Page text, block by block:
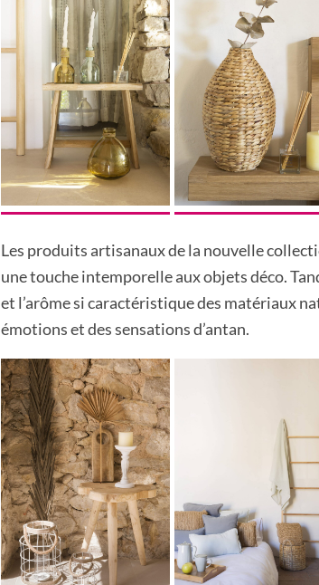
Les produits artisanaux de la nouvelle
une touche intemporelle aux objets déco.
et l’arôme si caractéristique des matériaux
émotions et des sensations d’antan.